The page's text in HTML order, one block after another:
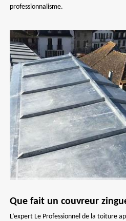
professionnalisme.
Que fait un couvreur
L’expert Le Professionnel de la toiture